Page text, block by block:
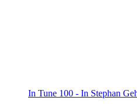
In Tune 100 - In Stephan